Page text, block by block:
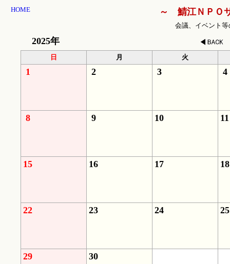
HOME ～ 鯖江ＮＰＯ
会議、イベント
2025年
日 月 火
1 2 3 4
8 9 10 11
15 16 17 18
22 23 24 25
29 30